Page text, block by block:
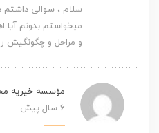
سلام ، سوالی داشتم
میخواستم بدونم
و مراحل و چگونگیش
مؤسسه خیریه
6 سال پیش